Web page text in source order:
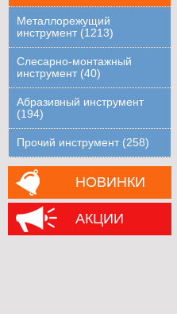
Металлорежущий
инструмент (1213)
Слесарно-монтажный
инструмент (40)
Абразивный инструмент
(194)
Прочий инструмент (258)
НОВИНКИ
АКЦИИ